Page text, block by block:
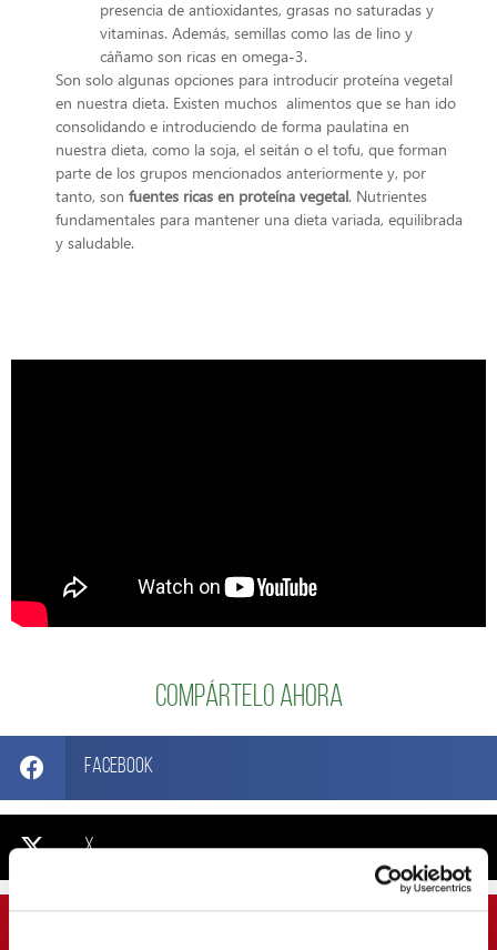
presencia de antioxidantes, grasas no saturadas y
vitaminas. Además, semillas como las de lino y
cáñamo son ricas en omega-3.
Son solo algunas opciones para introducir proteína vegetal
en nuestra dieta. Existen muchos alimentos que se han ido
consolidando e introduciendo de forma paulatina en
nuestra dieta, como la soja, el seitán o el tofu, que forman
parte de los grupos mencionados anteriormente y, por
tanto, son fuentes ricas en proteína vegetal. Nutrientes
fundamentales para mantener una dieta variada, equilibrada
y saludable.
Compártelo ahora
Facebook
X